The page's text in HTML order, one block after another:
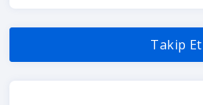
Takip Et